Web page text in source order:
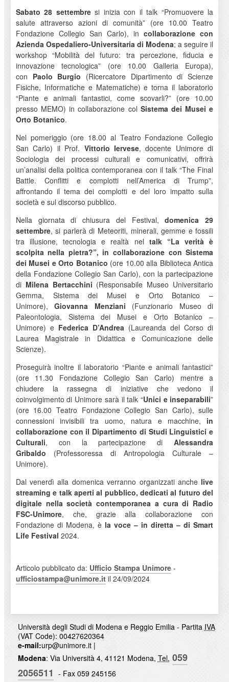
Sabato 28 settembresi inizia con il talk “Promuovere la
salute attraverso azioni di comunità” (ore 10.00 Teatro
Fondazione Collegio San Carlo), incollaborazione con
Azienda Ospedaliero-Universitaria di Modena; a seguire il
workshop “Mobilità del futuro: tra percezione, fiducia e
innovazione tecnologica” (ore 10.00 Galleria Europa),
con Paolo Burgio (Ricercatore Dipartimento di Scienze
Fisiche, Informatiche e Matematiche) e torna il laboratorio
“Piante e animali fantastici, come scovarli?” (ore 10.00
presso MEMO) in collaborazione col Sistema dei Musei e
Orto Botanico.
Nel pomeriggio (ore 18.00 al Teatro Fondazione Collegio
San Carlo) il Prof. Vittorio Iervese, docente Unimore di
Sociologia dei processi culturali e comunicativi, offrirà
un’analisi della politica contemporanea con il talk “The Final
Battle. Conflitti e complotti nell’America di Trump”,
affrontando il tema dei complotti e del loro impatto sulla
società e sul discorso pubblico.
Nella giornata di chiusura del Festival,domenica 29
settembre, si parlerà di Meteoriti, minerali, gemme e fossili
tra illusione, tecnologia e realtà nel talk “La verità è
scolpita nella pietra?”, in collaborazione con Sistema
dei Musei e Orto Botanico (ore 10.00 alla Biblioteca Antica
della Fondazione Collegio San Carlo), con la partecipazione
di Milena Bertacchini (Responsabile Museo Universitario
Gemma, Sistema dei Musei e Orto Botanico –
Unimore),Giovanna Menziani (Funzionario Museo di
Paleontologia, Sistema dei Musei e Orto Botanico –
Unimore) e Federica D’Andrea(Laureanda del Corso di
Laurea Magistrale in Didattica e Comunicazione delle
Scienze).
Proseguirà inoltre il laboratorio “Piante e animali fantastici”
(ore 11.30 Fondazione Collegio San Carlo) mentre a
chiudere la rassegna di iniziative che vedono il
coinvolgimento di Unimore sarà il talk “Unici e inseparabili”
(ore 16.00 Teatro Fondazione Collegio San Carlo), sulle
connessioni invisibili tra uomo, natura e macchine, in
collaborazione con il Dipartimento di Studi Linguistici e
Culturali, con la partecipazione diAlessandra
Gribaldo (Professoressa di Antropologia Culturale –
Unimore).
Dal venerdì alla domenica verranno organizzati anche live
streaming e talk aperti al pubblico, dedicati al futuro del
digitale nella società contemporanea a cura di Radio
FSC-Unimore, che, grazie alla collaborazione con
Fondazione di Modena, è la voce – in diretta – di Smart
Life Festival 2024.
Articolo pubblicato da: Ufficio Stampa Unimore-
ufficiostampa@unimore.itil 24/09/2024
Università degli Studi di Modena e Reggio Emilia - Partita IVA
(VAT Code): 00427620364
e-mail:urp@unimore.it|
Modena: Via Università 4, 41121 Modena, Tel. 059
2056511 - Fax 059 245156